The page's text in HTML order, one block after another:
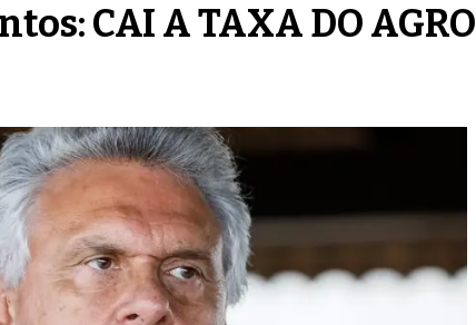
CAI A TAXA DO AGRO